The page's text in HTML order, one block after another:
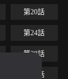
第20話
第24話
第28話
第32話